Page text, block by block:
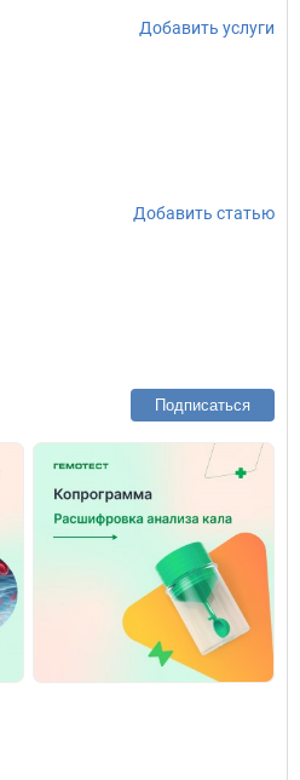
Добавить услуги
Добавить статью
Подписаться